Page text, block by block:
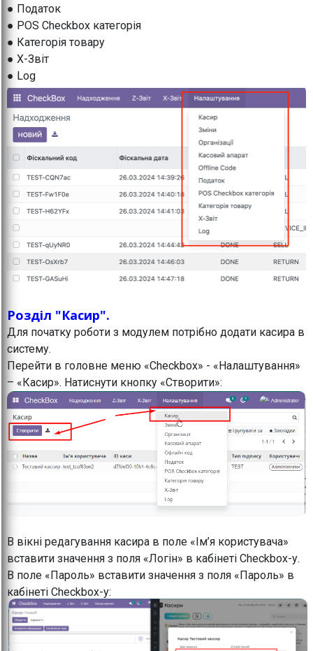
● Податок
● POS Checkbox категорія
● Категорія товару
● X-Звіт
● Log
Розділ "Касир".
Для початку роботи з модулем потрібно додати касира в
систему.
Перейти в головне меню «Checkbox» - «Налаштування»
– «Касир». Натиснути кнопку «Створити»:
В вікні редагування касира в поле «Ім’я користувача»
вставити значення з поля «Логін» в кабінеті Checkbox-у.
В поле «Пароль» вставити значення з поля «Пароль» в
кабінеті Checkbox-у: